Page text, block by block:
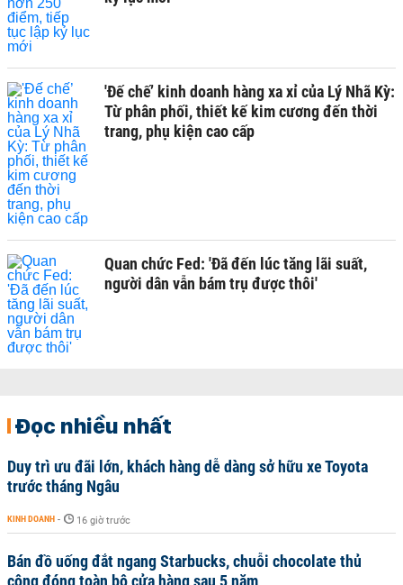
'Đế chế’ kinh doanh hàng xa xỉ của Lý Nhã Kỳ:
Từ phân phối, thiết kế kim cương đến thời
trang, phụ kiện cao cấp
Quan chức Fed: 'Đã đến lúc tăng lãi suất,
người dân vẫn bám trụ được thôi'
Đọc nhiều nhất
Duy trì ưu đãi lớn, khách hàng dễ dàng sở hữu xe Toyota
trước tháng Ngâu
KINH DOANH - 16 giờ trước
Bán đồ uống đắt ngang Starbucks, chuỗi chocolate thủ
công đóng toàn bộ cửa hàng sau 5 năm